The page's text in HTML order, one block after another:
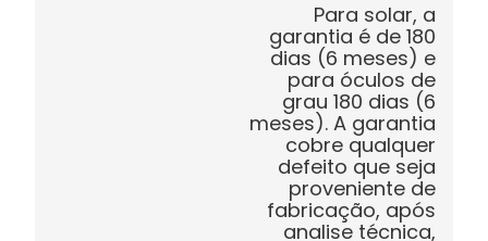
Para solar, a
garantia é de 180
dias (6 meses) e
para óculos de
grau 180 dias (6
meses). A garantia
cobre qualquer
defeito que seja
proveniente de
fabricação, após
analise técnica,